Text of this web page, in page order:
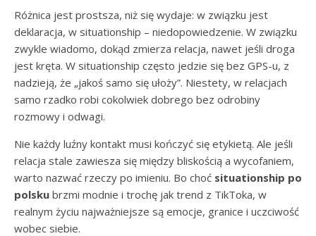
Różnica jest prostsza, niż się wydaje: w związku jest
deklaracja, w situationship – niedopowiedzenie. W związku
zwykle wiadomo, dokąd zmierza relacja, nawet jeśli droga
jest kręta. W situationship często jedzie się bez GPS-u, z
nadzieją, że „jakoś samo się ułoży”. Niestety, w relacjach
samo rzadko robi cokolwiek dobrego bez odrobiny
rozmowy i odwagi.
Nie każdy luźny kontakt musi kończyć się etykietą. Ale jeśli
relacja stale zawiesza się między bliskością a wycofaniem,
warto nazwać rzeczy po imieniu. Bo choć situationship po
polsku brzmi modnie i trochę jak trend z TikToka, w
realnym życiu najważniejsze są emocje, granice i uczciwość
wobec siebie.